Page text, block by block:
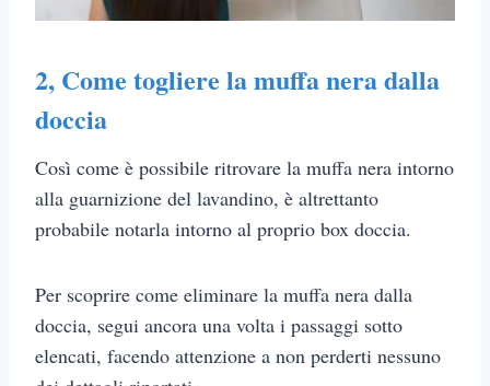
2, Come togliere la muffa nera dalla
doccia
Così come è possibile ritrovare la muffa nera intorno
alla guarnizione del lavandino, è altrettanto
probabile notarla intorno al proprio box doccia.
Per scoprire come eliminare la muffa nera dalla
doccia, segui ancora una volta i passaggi sotto
elencati, facendo attenzione a non perderti nessuno